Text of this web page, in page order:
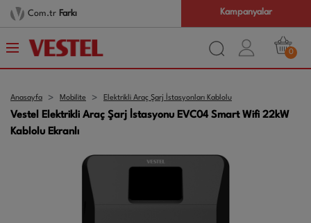
Com.tr Farkı Kampanyalar
0
Anasayfa Mobilite Elektrikli Araç Şarj İstasyonları Kablolu
Vestel Elektrikli Araç Şarj İstasyonu EVC04 Smart Wifi 22kW
Kablolu Ekranlı